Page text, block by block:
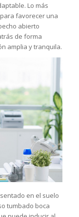
Lo más
favorecer una
abierto
de forma
amplia y tranquila.
sentado en el suelo
tumbado boca